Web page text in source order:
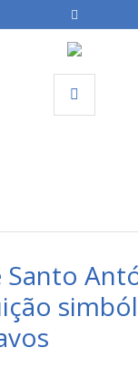
Santo